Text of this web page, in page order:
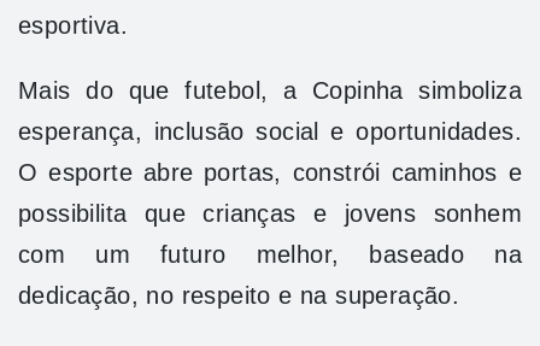
esportiva.
Mais do que futebol, a Copinha simboliza
esperança, inclusão social e oportunidades.
O esporte abre portas, constrói caminhos e
possibilita que crianças e jovens sonhem
com um futuro melhor, baseado na
dedicação, no respeito e na superação.